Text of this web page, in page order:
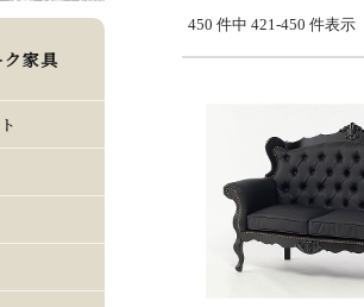
450 件中 421-450 件表示